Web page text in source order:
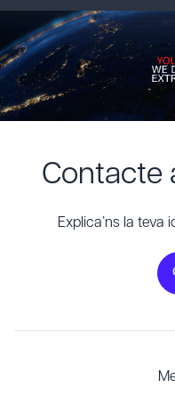
Contacte
Explica’ns la teva